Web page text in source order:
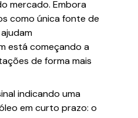
mercado. Embora
como única fonte de
está começando a
de forma mais
indicando uma
em curto prazo: o